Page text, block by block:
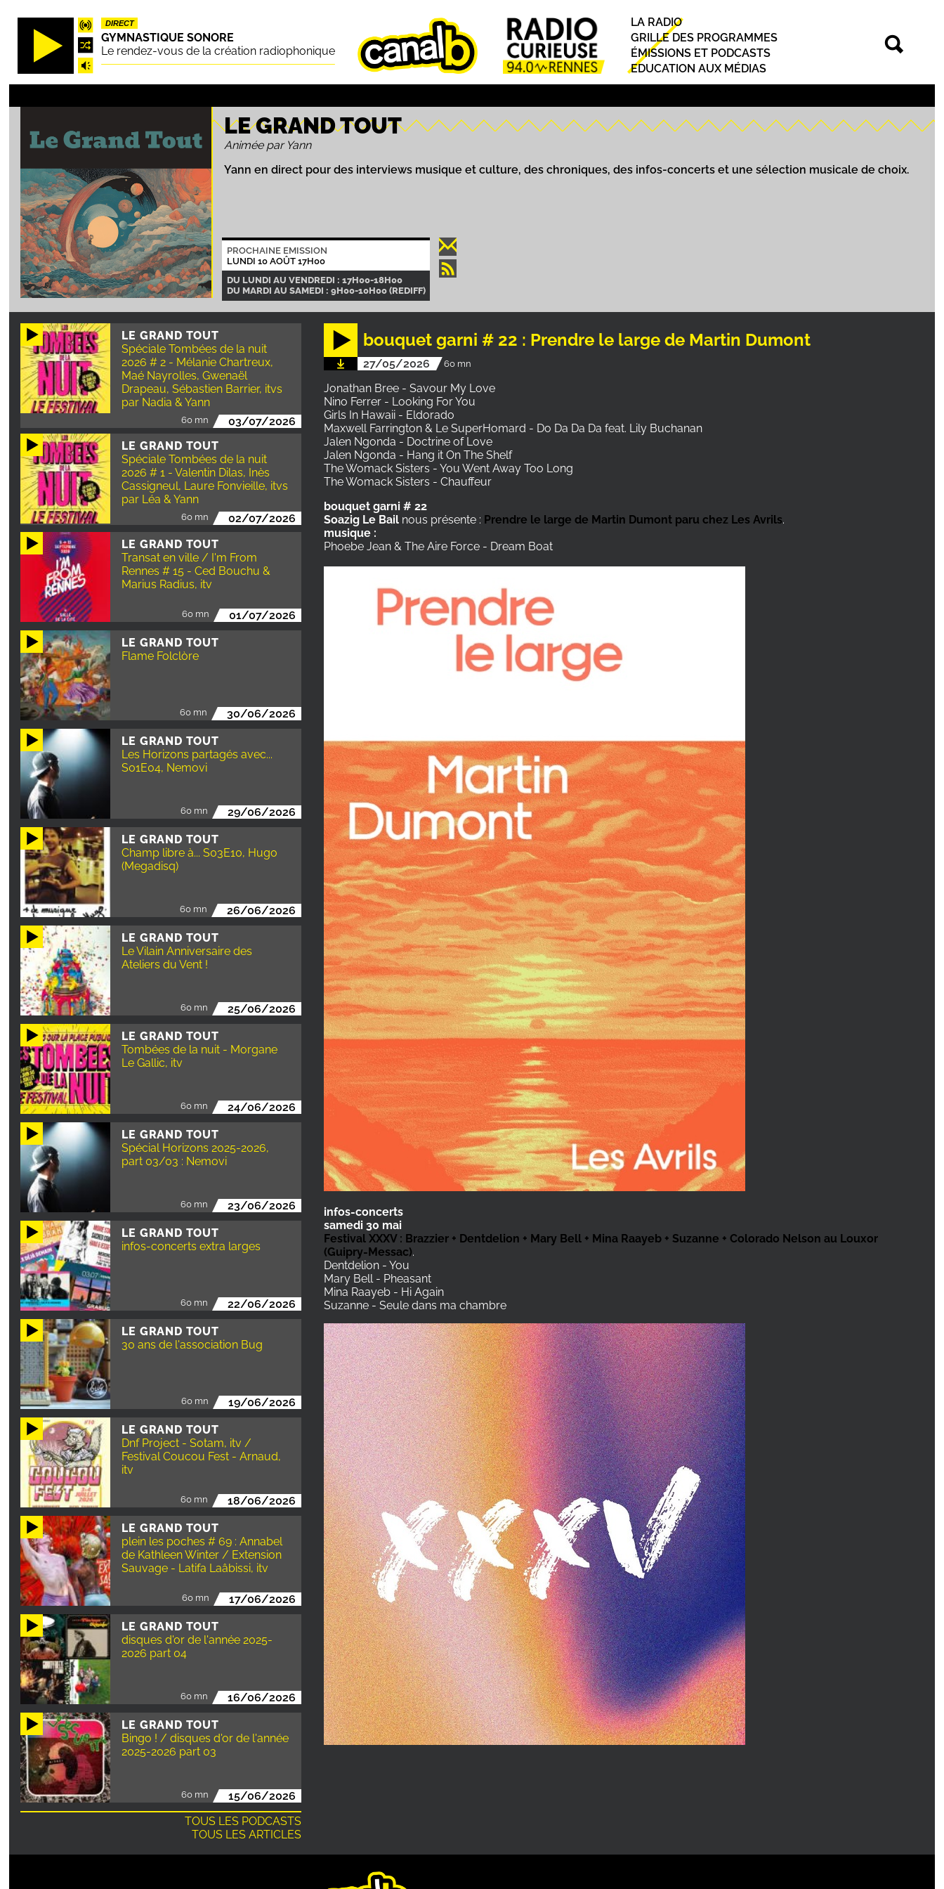
Aller
principal
DIRECT
GYMNASTIQUE SONORE
Le rendez-vous de la création radiophonique
Principal
LA RADIO
GRILLE DES PROGRAMMES
ÉMISSIONS ET PODCASTS
EDUCATION AUX MÉDIAS
LE GRAND TOUT
Animée par Yann
Yann en direct pour des interviews musique et culture, des chroniques, des infos-concerts et une sélection musicale de choix.
PROCHAINE EMISSION
LUNDI 10 AOÛT 17H00
DU LUNDI AU VENDREDI : 17H00-18H00
DU MARDI AU SAMEDI : 9H00-10H00 (REDIFF)
LE GRAND TOUT
Spéciale Tombées de la nuit
2026 # 2 - Mélanie Chartreux,
Maé Nayrolles, Gwenaël
Drapeau, Sébastien Barrier, itvs
par Nadia & Yann
60 mn
03/07/2026
LE GRAND TOUT
Spéciale Tombées de la nuit
2026 # 1 - Valentin Dilas, Inès
Cassigneul, Laure Fonvieille, itvs
par Léa & Yann
60 mn
02/07/2026
LE GRAND TOUT
Transat en ville / I'm From
Rennes # 15 - Ced Bouchu &
Marius Radius, itv
60 mn 01/07/2026
LE GRAND TOUT
Flame Folclòre
60 mn 30/06/2026
LE GRAND TOUT
Les Horizons partagés avec...
S01E04, Nemovi
60 mn 29/06/2026
LE GRAND TOUT
Champ libre à... S03E10, Hugo
(Megadisq)
60 mn 26/06/2026
LE GRAND TOUT
Le Vilain Anniversaire des
Ateliers du Vent !
60 mn 25/06/2026
LE GRAND TOUT
Tombées de la nuit - Morgane
Le Gallic, itv
60 mn 24/06/2026
LE GRAND TOUT
Spécial Horizons 2025-2026,
part 03/03 : Nemovi
60 mn 23/06/2026
LE GRAND TOUT
infos-concerts extra larges
60 mn 22/06/2026
LE GRAND TOUT
30 ans de l'association Bug
60 mn 19/06/2026
LE GRAND TOUT
Dnf Project - Sotam, itv /
Festival Coucou Fest - Arnaud,
itv
60 mn 18/06/2026
LE GRAND TOUT
plein les poches # 69 : Annabel
de Kathleen Winter / Extension
Sauvage - Latifa Laâbissi, itv
60 mn 17/06/2026
LE GRAND TOUT
disques d'or de l'année 2025-
2026 part 04
60 mn 16/06/2026
LE GRAND TOUT
Bingo ! / disques d'or de l'année
2025-2026 part 03
60 mn
15/06/2026
TOUS LES PODCASTS
TOUS LES ARTICLES
bouquet garni # 22 : Prendre le large de Martin Dumont
27/05/2026 60 mn
Jonathan Bree - Savour My Love
Nino Ferrer - Looking For You
Girls In Hawaii - Eldorado
Maxwell Farrington & Le SuperHomard - Do Da Da Da feat. Lily Buchanan
Jalen Ngonda - Doctrine of Love
Jalen Ngonda - Hang it On The Shelf
The Womack Sisters - You Went Away Too Long
The Womack Sisters - Chauffeur
bouquet garni # 22
Soazig Le Bail nous présente : Prendre le large de Martin Dumont paru chez Les Avrils.
musique :
Phoebe Jean & The Aire Force - Dream Boat
infos-concerts
samedi 30 mai
Festival XXXV : Brazzier + Dentdelion + Mary Bell + Mina Raayeb + Suzanne + Colorado Nelson au Louxor
(Guipry-Messac).
Dentdelion - You
Mary Bell - Pheasant
Mina Raayeb - Hi Again
Suzanne - Seule dans ma chambre